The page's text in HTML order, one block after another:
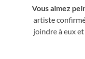
Vous aimez
artiste
joindre à eux